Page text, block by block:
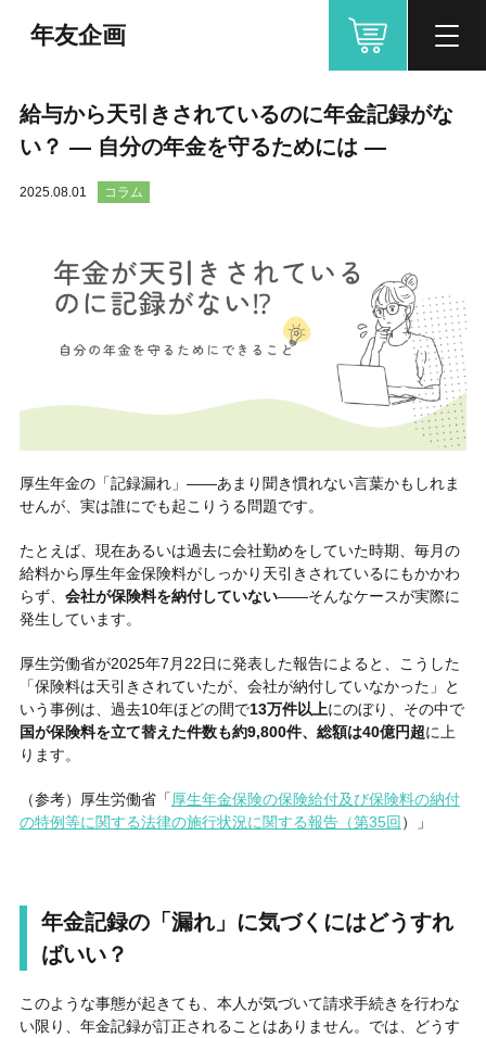
年友企画
給与から天引きされているのに年金記録がな
い？ ― 自分の年金を守るためには ―
2025.08.01 コラム
厚生年金の「記録漏れ」 ――あまり聞き慣れない言葉かもしれま
せんが、実は誰にでも起こりうる問題です。
たとえば、現在あるいは過去に会社勤めをしていた時期、毎月の
給料から厚生年金保険料がしっかり天引きされているにもかかわ
らず、 会社が保険料を納付していない――そんなケースが実際に
発生しています。
厚生労働省が2025年7 月 22日に発表した報告によると、こうした
「保険料は天引きされていたが、会社が納付していなかった」と
いう事例は、過去10年ほどの間で13万件以上にのぼり、その中で
国が保険料を立て替えた件数も約9,800件、総額は40億円超に上
ります。
（参考）厚生労働省「 厚生年金保険の保険給付及び保険料の納付
の特例等に関する法律の施行状況に関する報告（第35回 ）」
年金記録の「漏れ」に気づくにはどうすれ
ばいい？
このような事態が起きても、本人が気づいて請求手続きを行わな
い限り、年金記録が訂正されることはありません。では、どうす